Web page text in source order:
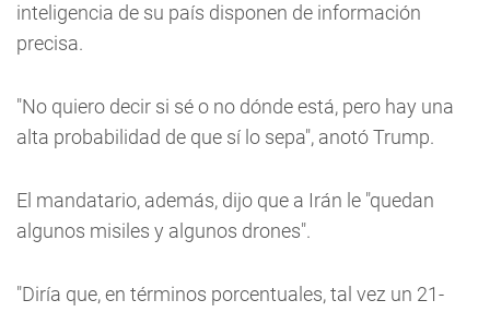
inteligencia de su país disponen de información
precisa.
"No quiero decir si sé o no dónde está, pero hay una
alta probabilidad de que sí lo sepa", anotó Trump.
El mandatario, además, dijo que a Irán le "quedan
algunos misiles y algunos drones".
"Diría que, en términos porcentuales, tal vez un 21-